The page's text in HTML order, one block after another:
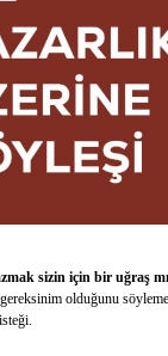
sizin için bir uğraş
olduğunu